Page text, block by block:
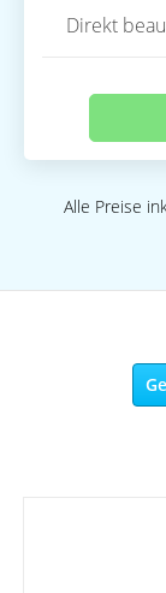
Direkt
Alle Preise